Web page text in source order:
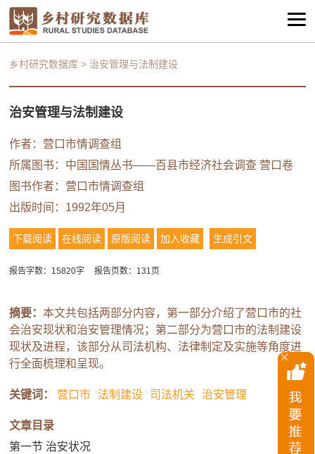
乡村研究数据库 > 治安管理与法制建设
治安管理与法制建设
作者：营口市情调查组
所属图书： 中国国情丛书——百县市经济社会调查 营口卷
图书作者：营口市情调查组
出版时间：1992年05月
下载阅读 在线阅读 原版阅读 加入收藏 生成引文
报告字数：15820字 报告页数：131页
摘要：本文共包括两部分内容，第一部分介绍了营口市的社
会治安现状和治安管理情况；第二部分为营口市的法制建设
现状及进程，该部分从司法机构、法律制定及实施等角度进
行全面梳理和呈现。
关键词： 营口市 法制建设 司法机关 治安管理
文章目录
第一节 治安状况